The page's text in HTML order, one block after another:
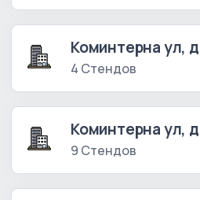
Коминтерна ул,
4 Стендов
Коминтерна ул,
9 Стендов